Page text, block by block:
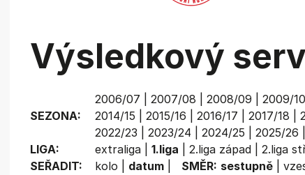
Výsledkový
SEZONA:
2006/07 2007/08 2008/09 2009/10
2014/15
2015/16 2016/17 2017/18
2022/23
2023/24 2024/25 2025/26
LIGA:
extraliga| 1.liga 2.liga západ| 2.liga
SEŘADIT:
kolo datum| SMĚR: sestupně|